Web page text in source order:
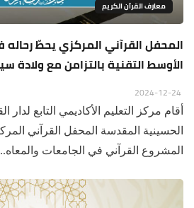
معارف القرآن الكريم
المحفل القرآني المركزي يحطّ
الأوسط التقنية بالتزامن مع ولادة
أقام مركز التعليم الأكاديمي التابع لدار
الحسينية المقدسة المحفل القرآني
المشروع القرآني في الجامعات